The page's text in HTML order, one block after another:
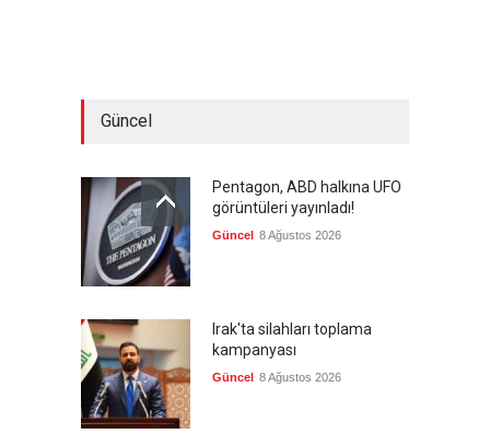
Güncel
Pentagon, ABD halkına UFO
görüntüleri yayınladı!
Güncel 8 Ağustos 2026
Irak'ta silahları toplama
kampanyası
Güncel 8 Ağustos 2026